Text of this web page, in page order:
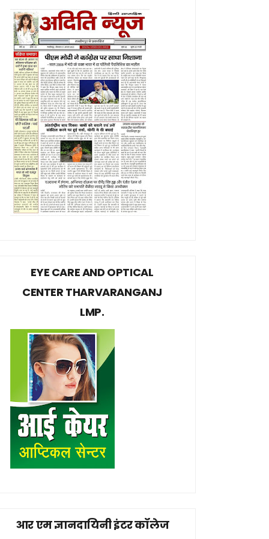
EYE CARE AND OPTICAL
CENTER THARVARANGANJ
LMP.
आर एम ज्ञानदायिनी इंटर कॉलेज